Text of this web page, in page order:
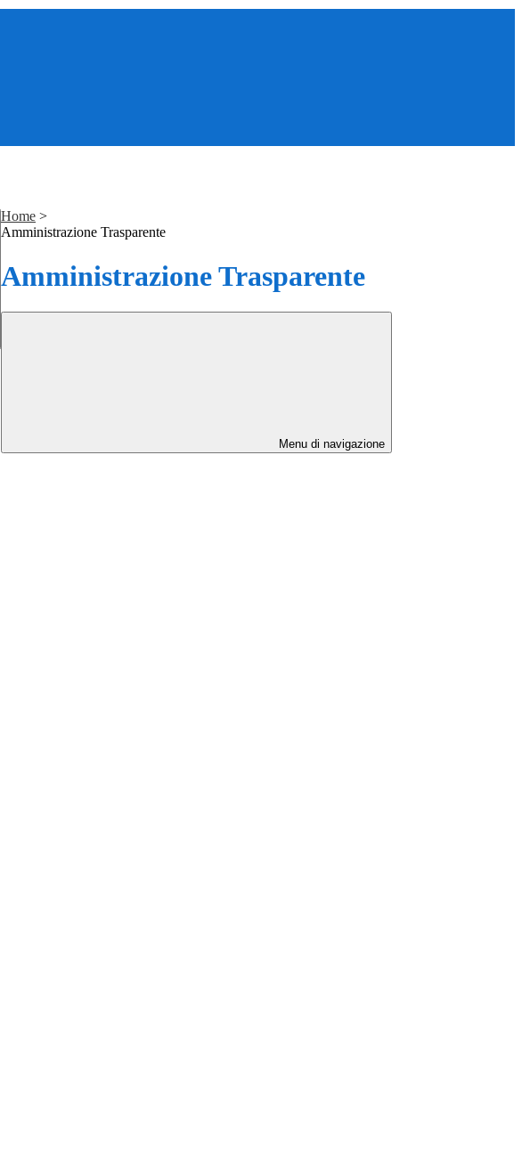
Home >
Amministrazione Trasparente
Amministrazione Trasparente
Menu di navigazione